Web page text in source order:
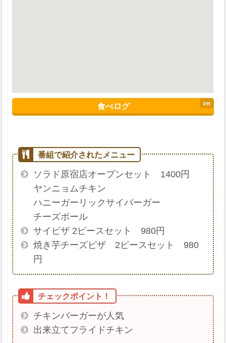
食べログ
ソラド原宿店オープンセット 1400円
ヤンニョムチキン
ハニーガーリックサイバーガー
チーズボール
サイピザ 2ピースセット 980円
焼き芋チーズピザ 2ピースセット 980
円
チキンバーガーが人気
出来立てフライドチキン